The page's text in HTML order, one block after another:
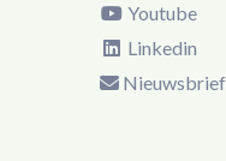
Youtube
Linkedin
Nieuwsbrief